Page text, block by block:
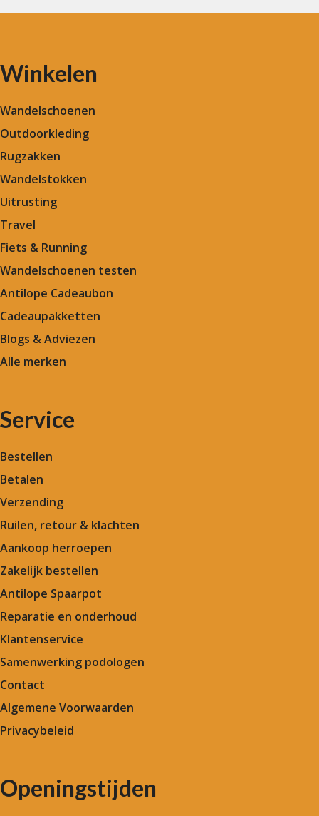
Winkelen
Wandelschoenen
Outdoorkleding
Rugzakken
Wandelstokken
Uitrusting
Travel
Fiets & Running
Wandelschoenen testen
Antilope Cadeaubon
Cadeaupakketten
Blogs & Adviezen
Alle merken
Service
Bestellen
Betalen
Verzending
Ruilen, retour & klachten
Aankoop herroepen
Zakelijk bestellen
Antilope Spaarpot
Reparatie en onderhoud
Klantenservice
Samenwerking podologen
Contact
Algemene Voorwaarden
Privacybeleid
Openingstijden